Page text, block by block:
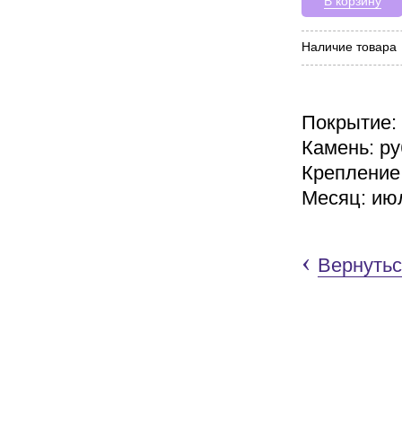
Наличие товара
Покрытие:
Камень:
Месяц:
‹